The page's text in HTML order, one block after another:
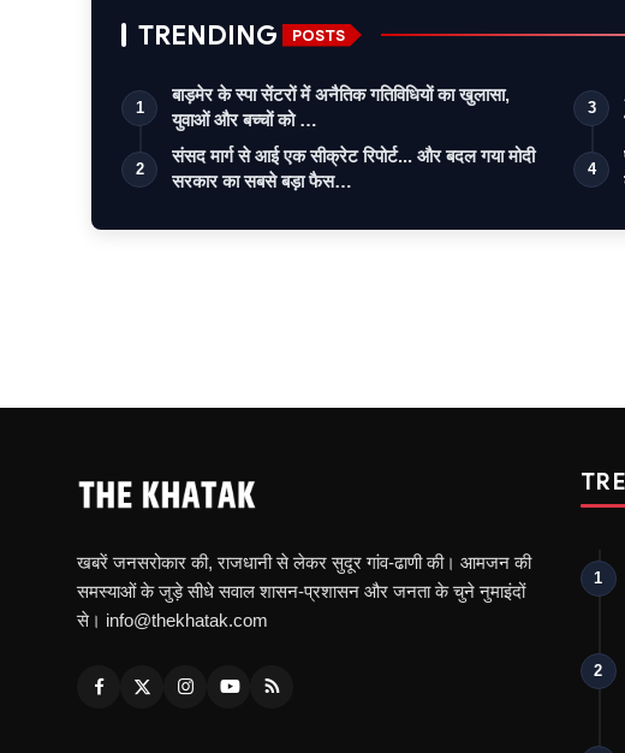
TRENDING POSTS
1
बाड़मेर के स्पा सेंटरों में अनैतिक गतिविधियों का खुलासा,
युवाओं और बच्चों को …
2
संसद मार्ग से आई एक सीक्रेट रिपोर्ट... और बदल गया मोदी
सरकार का सबसे बड़ा फैस…
3
4
खबरें जनसरोकार की, राजधानी से लेकर सुदूर गांव-ढाणी की। आमजन की
समस्याओं के जुड़े सीधे सवाल शासन-प्रशासन और जनता के चुने नुमाइंदों
से। info@thekhatak.com
1
2